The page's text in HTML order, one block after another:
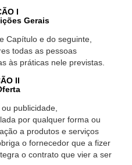
I
Gerais
Capítulo e do seguinte,
todas as pessoas
às práticas nele previstas.
II
publicidade,
por qualquer forma ou
a produtos e serviços
o fornecedor que a fizer
o contrato que vier a ser